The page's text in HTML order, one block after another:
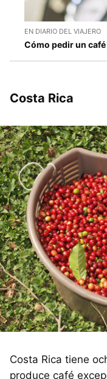
EN DIARIO DEL VIAJERO
Cómo pedir un
Costa Rica
Costa Rica tiene
produce café